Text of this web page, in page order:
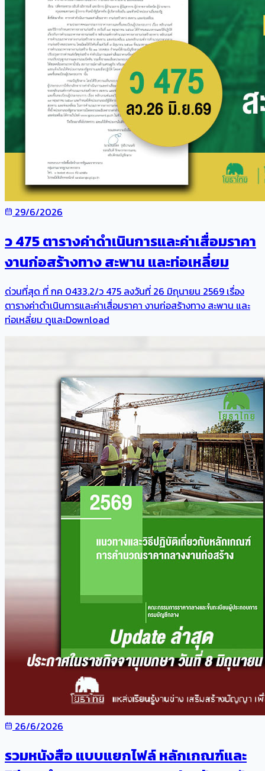
29/6/2026
ว 475 ตารางค่าดำเนินการและค่าเสื่อมราคา
งานก่อสร้างทาง สะพาน และท่อเหลี่ยม
ด่วนที่สุด ที่ กค 0433.2/ว 475 ลงวันที่ 26 มิถุนายน 2569 เรื่อง
ตารางค่าดำเนินการและค่าเสื่อมราคา งานก่อสร้างทาง สะพาน และ
ท่อเหลี่ยม ดูและDownload
26/6/2026
รวมหนังสือ แบบแยกไฟล์ หลักเกณฑ์และ